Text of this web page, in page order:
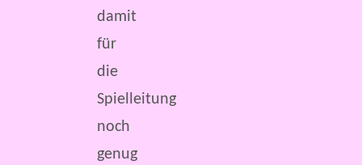
damit
für
die
Spielleitung
noch
genug